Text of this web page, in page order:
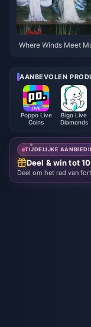
Where Winds Meet
ioriteit
AANBEVOLEN
Poppo Live
Coins
Bigo Live
Diamonds
TIJDELIJKE
Deel & win tot
Deel om het rad van